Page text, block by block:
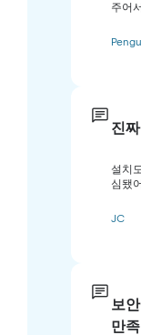
주어
진
설치
심됐
JC
보
만